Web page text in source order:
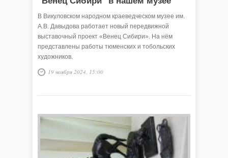
В Викуловском народном краеведческом музее им.
А.В. Давыдова работает новый передвижной
выставочный проект «Венец Сибири». На нём
представлены работы тюменских и тобольских
художников.
19 ноября 2024, 15:00